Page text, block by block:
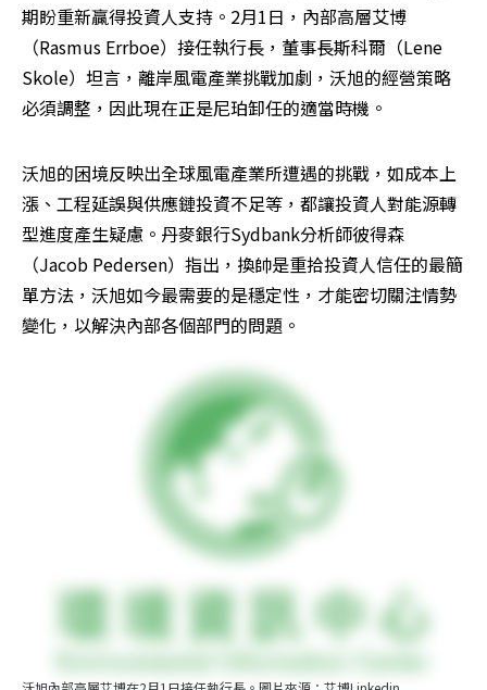
期盼重新贏得投資人支持。2月1日，內部高層艾博
（Rasmus Errboe）接任執行長，董事長斯科爾（Lene
Skole）坦言，離岸風電產業挑戰加劇，沃旭的經營策略
必須調整，因此現在正是尼珀卸任的適當時機。
沃旭的困境反映出全球風電產業所遭遇的挑戰，如成本上
漲、工程延誤與供應鏈投資不足等，都讓投資人對能源轉
型進度產生疑慮。丹麥銀行Sydbank分析師彼得森
（Jacob Pedersen）指出，換帥是重拾投資人信任的最簡
單方法，沃旭如今最需要的是穩定性，才能密切關注情勢
變化，以解決內部各個部門的問題。